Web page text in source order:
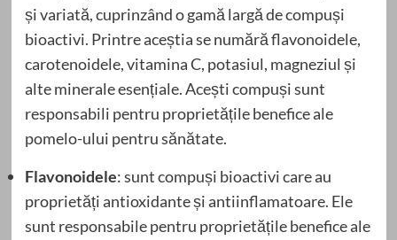
și variată, cuprinzând o gamă largă de compuși
bioactivi. Printre aceștia se numără flavonoidele,
carotenoidele, vitamina C, potasiul, magneziul și
alte minerale esențiale. Acești compuși sunt
responsabili pentru proprietățile benefice ale
pomelo-ului pentru sănătate.
Flavonoidele: sunt compuși bioactivi care au
proprietăți antioxidante și antiinflamatoare. Ele
sunt responsabile pentru proprietățile benefice ale